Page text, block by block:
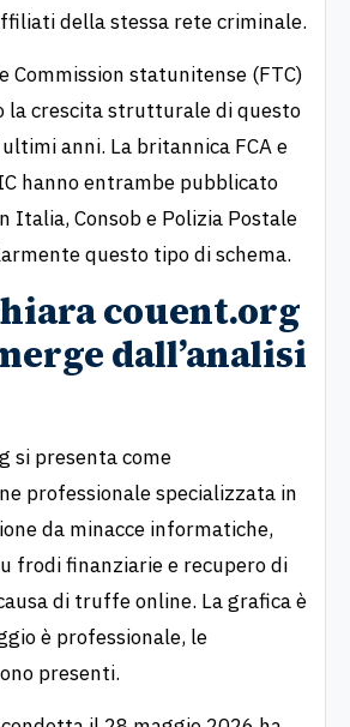
della stessa rete criminale.
Commission statunitense (FTC)
la crescita strutturale di questo
anni. La britannica FCA e
hanno entrambe pubblicato
Italia, Consob e Polizia Postale
questo tipo di schema.
couent.org
dall’analisi
si presenta come
professionale specializzata in
da minacce informatiche,
frodi finanziarie e recupero di
di truffe online. La grafica è
è professionale, le
presenti.